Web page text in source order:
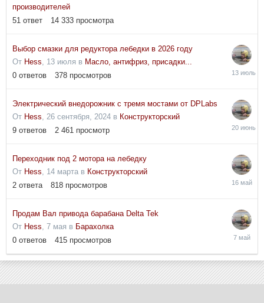
производителей
51 ответ 14 333 просмотра
Выбор смазки для редуктора лебедки в 2026 году
От Hess, 13 июля в Масло, антифриз, присадки...
0 ответов 378 просмотров
13
Электрический внедорожник с тремя мостами от DPLabs
От Hess, 26 сентября, 2024 в Конструкторский
9 ответов 2 461 просмотр
20
Переходник под 2 мотора на лебедку
От Hess, 14 марта в Конструкторский
2 ответа 818 просмотров
16
Продам Вал привода барабана Delta Tek
От Hess, 7 мая в Барахолка
0 ответов 415 просмотров
7